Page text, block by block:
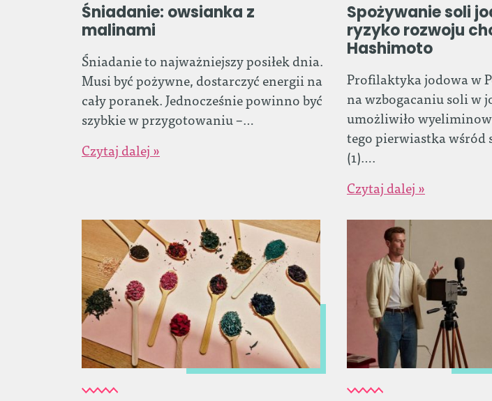
Śniadanie: owsianka z
malinami
Śniadanie to najważniejszy posiłek dnia.
Musi być pożywne, dostarczyć energii na
cały poranek. Jednocześnie powinno być
szybkie w przygotowaniu –…
Czytaj dalej »
Spożywanie soli
ryzyko rozwoju
Hashimoto
Profilaktyka jodowa w
na wzbogacaniu soli w
umożliwiło
tego pierwiastka wśród
(1)….
Czytaj dalej »